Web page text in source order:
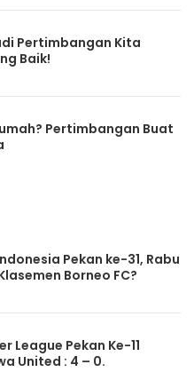
Pertimbangan Kita
Baik!
Pertimbangan Buat
Pekan ke-31, Rabu
Borneo FC?
League Pekan Ke-11
United : 4 – 0.